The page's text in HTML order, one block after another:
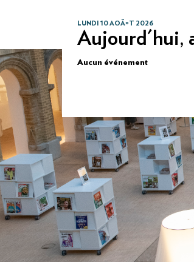
LUNDI 10 AOÃ»T 2026
Aujourd'hui,
Aucun événement